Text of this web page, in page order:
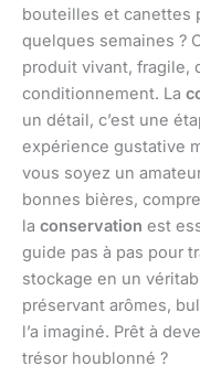
bouteilles et canettes
quelques semaines ?
produit vivant, fragile,
conditionnement. La
un détail, c’est une
expérience gustative
vous soyez un
bonnes bières,
la conservation est
guide pas à pas pour
stockage en un
préservant arômes,
l’a imaginé. Prêt à
trésor houblonné ?